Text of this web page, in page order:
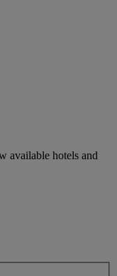
available hotels and